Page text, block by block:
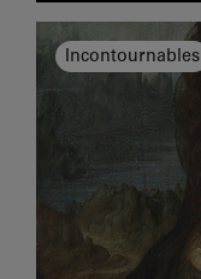
Incontournables